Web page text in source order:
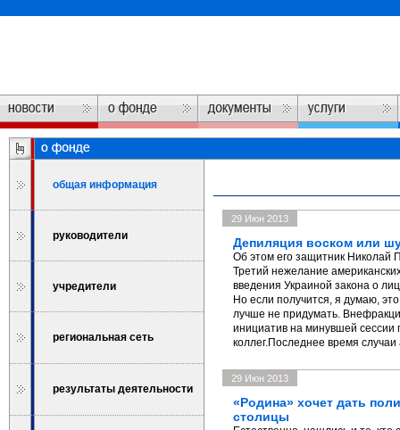
общая информация
руководители
учредители
региональная сеть
результаты деятельности
29 Июн 2013
Депиляция воском или
Об этом его защитник Николай
Третий нежелание
введения Украиной закона о
Но если получится, я думаю,
лучше не придумать.
инициатив на минувшей сессии
коллег.Последнее время
29 Июн 2013
«Родина» хочет дать
столицы